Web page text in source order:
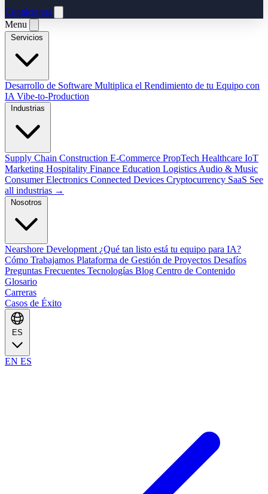
Contáctanos
Menu
Desarrollo de Software Multiplica el Rendimiento de tu Equipo con
IA Vibe-to-Production
Supply Chain Construction E-Commerce PropTech Healthcare IoT
Marketing Hospitality Finance Education Logistics Audio & Music
Consumer Electronics Connected Devices Cryptocurrency SaaS See
all industrias →
Nearshore Development ¿Qué tan listo está tu equipo para IA?
Cómo Trabajamos Plataforma de Gestión de Proyectos Desafíos
Preguntas Frecuentes Tecnologías Blog Centro de Contenido
Glosario
Carreras
Casos de Éxito
EN ES